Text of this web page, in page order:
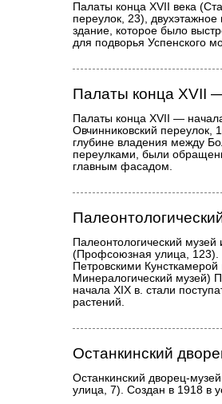
Палаты конца XVII века
переулок, 23),
здание, которое было
для подворья Успенского
Палаты конца XVII
Палаты конца XVII —
Овчинниковский переулок,
глубине владения между
переулками, были
главным фасадом.
Палеонтологический
(Профсоюзная улица, 123).
Петровскими
Минералогический музей)
начала XIX в. стали
растений.
Останкинский
Останкинский дворец-
улица, 7). Создан в 1918 в